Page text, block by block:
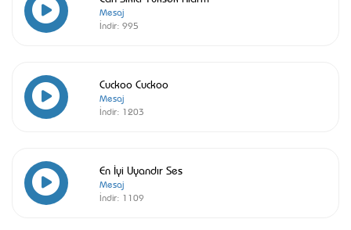
Mesaj
İndir: 995
Cuckoo Cuckoo
Mesaj
İndir: 1203
En İyi Uyandır Ses
Mesaj
İndir: 1109